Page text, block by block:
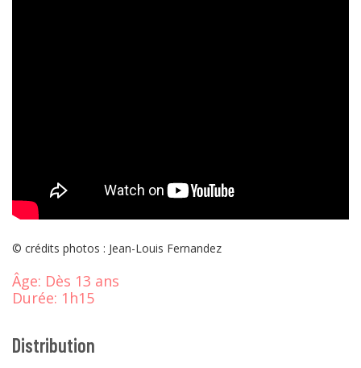
© crédits photos : Jean-Louis Fernandez
Âge: Dès 13 ans
Durée: 1h15
Distribution